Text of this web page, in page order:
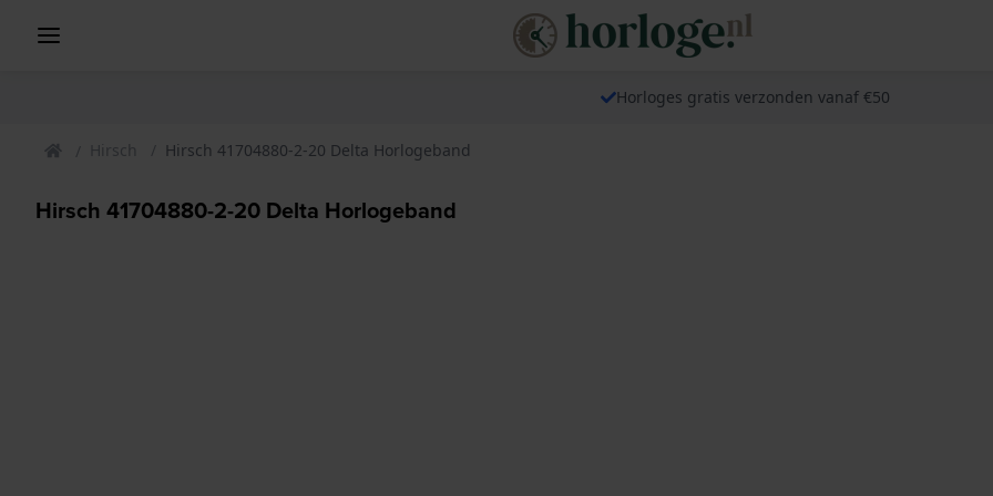
Horloges gratis verzonden vanaf €50
Hirsch Hirsch 41704880-2-20 Delta Horlogeband
Hirsch 41704880-2-20 Delta Horlogeband